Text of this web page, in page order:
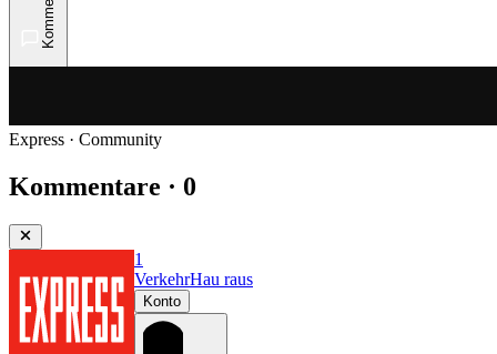
Express · Community
Kommentare · 0
1
VerkehrHau raus
Konto